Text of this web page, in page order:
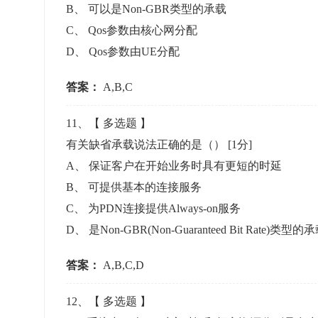
B
可以是Non-GBR类型的承载
C
Qos参数由核心网分配
D
Qos参数由UE分配
答案： A,B,C
11 、【 多选题 】
有关缺省承载说法正确的是（） [1分]
A
保证客户在开始业务时具有更短的时延
B
可提供基本的连接服务
C
为PDN连接提供Always-on服务
D
是Non-GBR(Non-Guaranteed Bit Rate)类型的承
答案： A,B,C,D
12 、【 多选题 】